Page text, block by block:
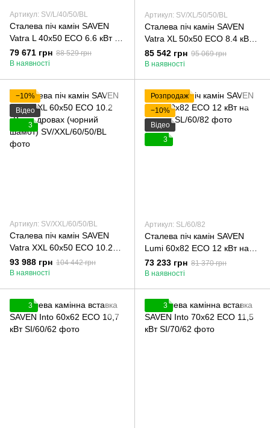
Артикул: SV/L/40/50/BL
Сталева піч камін SAVEN
Vatra L 40x50 ECO 6.6 кВт на
дровах (чорний шамот)
79 671 грн 88 529 грн
В наявності
Артикул: SV/XL/50/50/BL
Сталева піч камін SAVEN
Vatra XL 50x50 ECO 8.4 кВт
на дровах (чорний шамот)
85 542 грн 95 069 грн
В наявності
−10%
Відео
3
Артикул: SV/XXL/60/50/BL
Сталева піч камін SAVEN
Vatra XXL 60x50 ECO 10.2
кВт на дровах (чорний
шамот)
93 988 грн 104 442 грн
В наявності
Розпродаж
−10%
Відео
3
Артикул: SL/60/82
Сталева піч камін SAVEN
Lumi 60х82 ECO 12 кВт на
дровах
73 233 грн 81 370 грн
В наявності
3 3